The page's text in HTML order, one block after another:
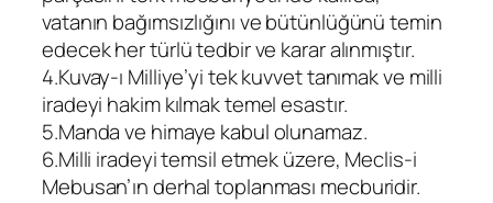
vatanın bağımsızlığını ve bütünlüğünü temin
edecek her türlü tedbir ve karar alınmıştır.
4.Kuvay-ı Milliye’yi tek kuvvet tanımak ve milli
iradeyi hakim kılmak temel esastır.
5.Manda ve himaye kabul olunamaz.
6.Milli iradeyi temsil etmek üzere, Meclis-i
Mebusan’ın derhal toplanması mecburidir.